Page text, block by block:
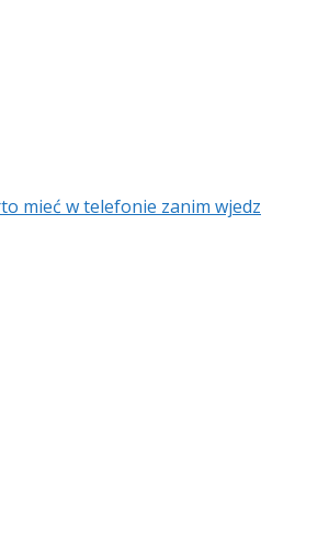
mieć w telefonie zanim wjedz